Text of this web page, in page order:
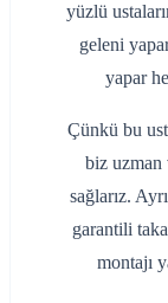
yüzlü
geleni
yapar
Çünkü bu
biz uzman
sağlarız.
garantili
montajı